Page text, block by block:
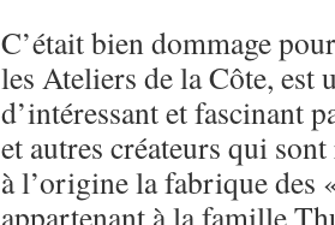
C’était bien dommage
les Ateliers de la Côte, est
d’intéressant et fascinant
et autres créateurs qui
à l’origine la fabrique
appartenant à la famille